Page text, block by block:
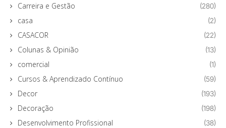
Carreira e Gestão (280)
casa (2)
CASACOR (22)
Colunas & Opinião (13)
comercial (1)
Cursos & Aprendizado Contínuo (59)
Decor (193)
Decoração (198)
Desenvolvimento Profissional (38)